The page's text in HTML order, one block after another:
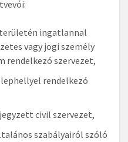
ingatlannal
vagy jogi személy
rendelkezó szervezet,
rendelkezó
civil szervezet,
szabályairól szóló